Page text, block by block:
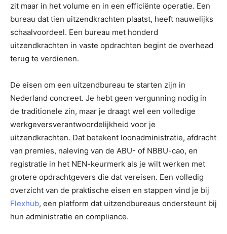
zit maar in het volume en in een efficiënte operatie. Een
bureau dat tien uitzendkrachten plaatst, heeft nauwelijks
schaalvoordeel. Een bureau met honderd
uitzendkrachten in vaste opdrachten begint de overhead
terug te verdienen.
De eisen om een uitzendbureau te starten zijn in
Nederland concreet. Je hebt geen vergunning nodig in
de traditionele zin, maar je draagt wel een volledige
werkgeversverantwoordelijkheid voor je
uitzendkrachten. Dat betekent loonadministratie, afdracht
van premies, naleving van de ABU- of NBBU-cao, en
registratie in het NEN-keurmerk als je wilt werken met
grotere opdrachtgevers die dat vereisen. Een volledig
overzicht van de praktische eisen en stappen vind je bij
Flexhub, een platform dat uitzendbureaus ondersteunt bij
hun administratie en compliance.